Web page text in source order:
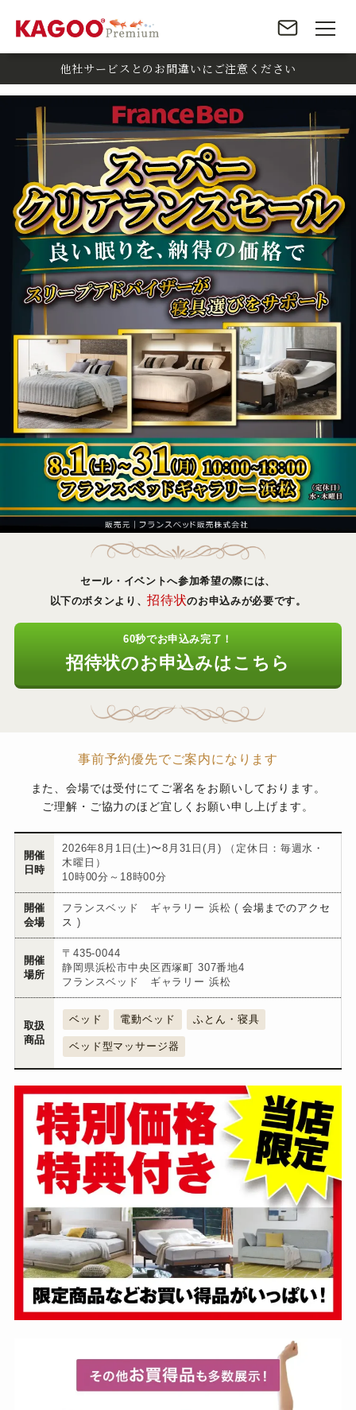
他社サービスとのお間違いにご注意ください
セール・イベントへ参加希望の際には、
以下のボタンより、招待状のお申込みが必要です。
60秒でお申込み完了！
招待状のお申込みはこちら
事前予約優先でご案内になります
また、会場では受付にてご署名をお願いしております。
ご理解・ご協力のほど宜しくお願い申し上げます。
開催
日時
2026年8月1日(土)〜8月31日(月) （定休日：毎週水・
木曜日）
10時00分～18時00分
開催
会場
フランスベッド ギャラリー 浜松 ( 会場までのアクセ
ス )
開催
場所
〒435-0044
静岡県浜松市中央区西塚町 307番地4
フランスベッド ギャラリー 浜松
取扱
商品
ベッド 電動ベッド ふとん・寝具
ベッド型マッサージ器